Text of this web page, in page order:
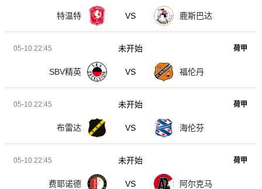
特温特 VS 鹿斯巴达
05-10 22:45 荷甲
SBV精英 VS 福伦丹
未开始
05-10 22:45 荷甲
布雷达 VS 海伦芬
未开始
05-10 22:45 荷甲
费耶诺德 VS 阿尔克马
未开始